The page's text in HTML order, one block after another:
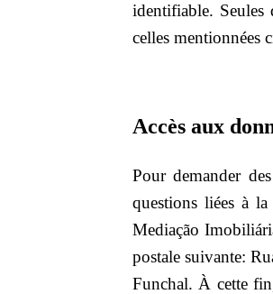
identifiable. Seules
celles mentionnées
Accès aux
Pour demander
questions liées à
Mediação
postale suivante:
Funchal. À cette